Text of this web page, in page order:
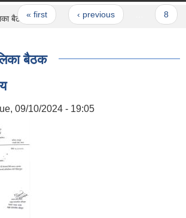
Pages
« first ‹ previous
बैठक
बैठक
09/10/2024 - 19:05